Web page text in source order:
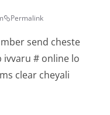
Permalink
send cheste
ivvaru # online lo
clear cheyali